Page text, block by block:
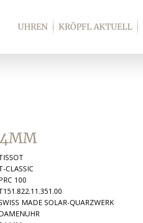
UHREN KRÖPFL AKTUELL
CLASSIC
100
MADE SOLAR-QUARZWERK